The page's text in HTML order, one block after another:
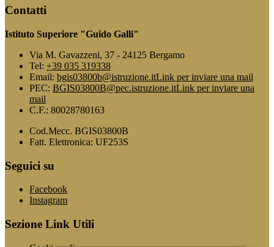
Contatti
Istituto Superiore "Guido Galli"
Via M. Gavazzeni, 37 - 24125 Bergamo
Tel: +39 035 319338
Email: bgis03800b@istruzione.itLink per inviare una mail
PEC: BGIS03800B@pec.istruzione.itLink per inviare una
mail
C.F.: 80028780163
Cod.Mecc. BGIS03800B
Fatt. Elettronica: UF253S
Seguici su
Facebook
Instagram
Sezione Link Utili